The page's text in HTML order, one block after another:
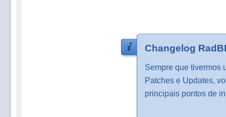
Changelog
Sempre que tivermos
Patches e Updates,
principais pontos de